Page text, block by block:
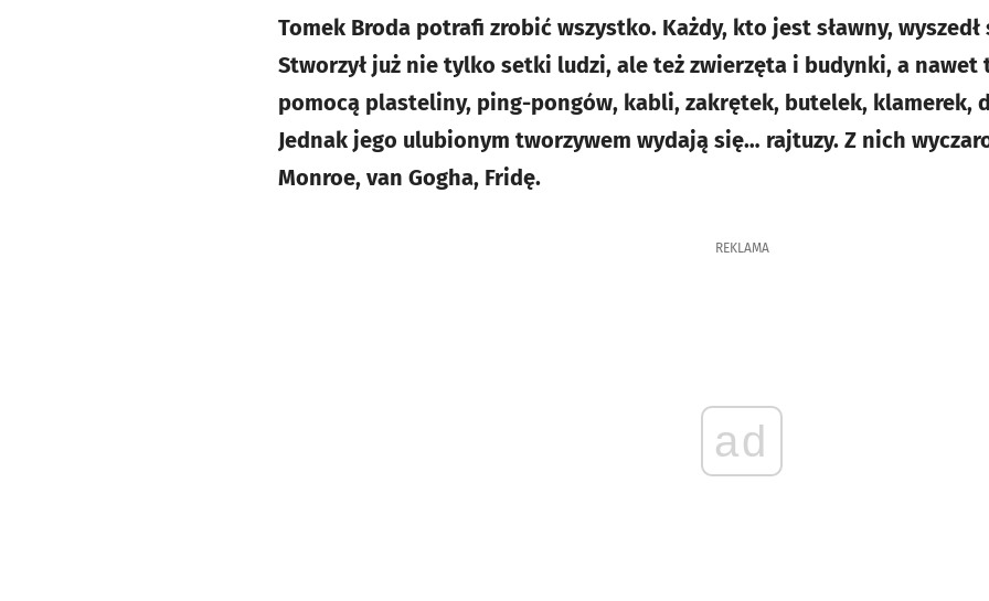
Tomek Broda potrafi zrobić wszystko. Każdy, kto jest sławny,
Stworzył już nie tylko setki ludzi, ale też zwierzęta i budynki, a nawet
pomocą plasteliny, ping-pongów, kabli, zakrętek, butelek, klamerek,
Jednak jego ulubionym tworzywem wydają się… rajtuzy. Z nich
Monroe, van Gogha, Fridę.
REKLAMA
ad